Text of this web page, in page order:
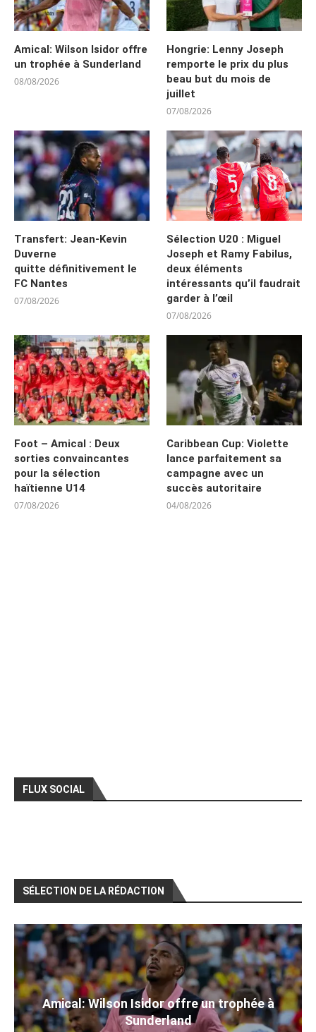
Amical: Wilson Isidor offre
un trophée à Sunderland
08/08/2026
Hongrie: Lenny Joseph
remporte le prix du plus
beau but du mois de
juillet
07/08/2026
Transfert: Jean-Kevin
Duverne
quitte définitivement le
FC Nantes
07/08/2026
Sélection U20 : Miguel
Joseph et Ramy Fabilus,
deux éléments
intéressants qu’il faudrait
garder à l’œil
07/08/2026
Foot – Amical : Deux
sorties convaincantes
pour la sélection
haïtienne U14
07/08/2026
Caribbean Cup: Violette
lance parfaitement sa
campagne avec un
succès autoritaire
04/08/2026
FLUX SOCIAL
SÉLECTION DE LA RÉDACTION
Amical: Wilson Isidor offre un trophée à
Sunderland